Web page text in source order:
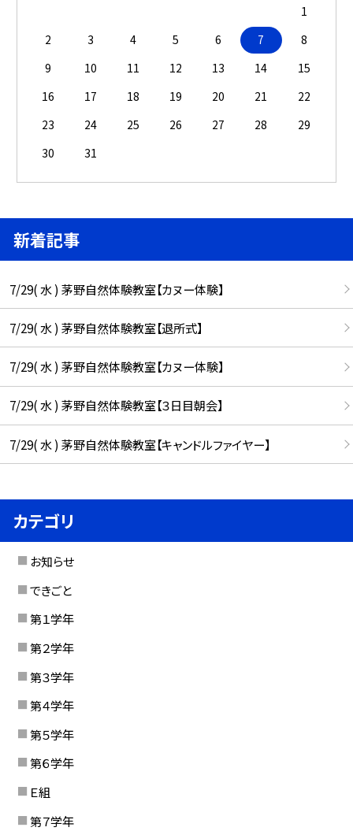
1
2
3 4 5 6 7
8
9
10 11 12 13 14
15
16
17 18 19 20 21
22
23
24 25 26 27 28
29
30
31
新着記事
7/29( 水 ) 茅野自然体験教室【カヌー体験】
7/29( 水 ) 茅野自然体験教室【退所式】
7/29( 水 ) 茅野自然体験教室【カヌー体験】
7/29( 水 ) 茅野自然体験教室【３日目朝会】
7/29( 水 ) 茅野自然体験教室【キャンドルファイヤー】
カテゴリ
お知らせ
できごと
第１学年
第２学年
第３学年
第４学年
第５学年
第６学年
Ｅ組
第７学年